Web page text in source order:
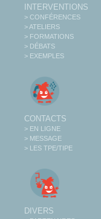
INTERVENTIONS
> CONFÉRENCES
> ATELIERS
> FORMATIONS
> DÉBATS
> EXEMPLES
CONTACTS
> EN LIGNE
> MESSAGE
> LES TPE/TIPE
DIVERS